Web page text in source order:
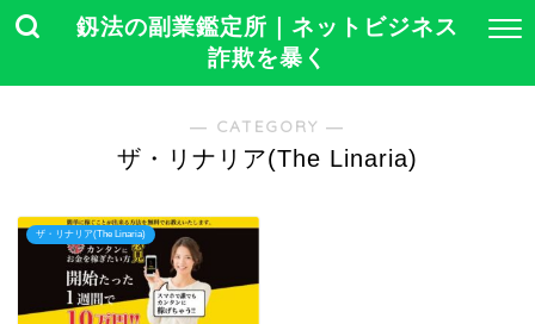
釼法の副業鑑定所｜ネットビジネス
詐欺を暴く
― CATEGORY ―
ザ・リナリア(The Linaria)
ザ・リナリア(The Linaria)